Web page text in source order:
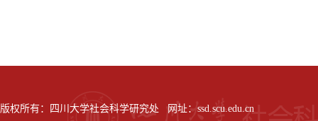
版权所有：四川大学社会科学研究处 网址：ssd.scu.edu.cn